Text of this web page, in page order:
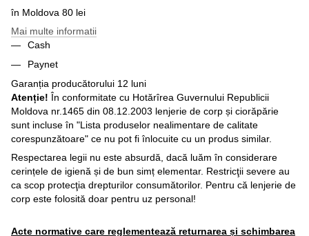
în Moldova 80 lei
Mai multe informatii
Cash
Paynet
Garanția producătorului 12 luni
Atenție! În conformitate cu Hotărîrea Guvernului Republicii
Moldova nr.1465 din 08.12.2003 lenjerie de corp și ciorăpărie
sunt incluse în "Lista produselor nealimentare de calitate
corespunzătoare" ce nu pot fi înlocuite cu un produs similar.
Respectarea legii nu este absurdă, dacă luăm în considerare
cerințele de igienă și de bun simț elementar. Restricţii severe au
ca scop protecţia drepturilor consumătorilor. Pentru că lenjerie de
corp este folosită doar pentru uz personal!
Acte normative care reglementează returnarea și schimbarea